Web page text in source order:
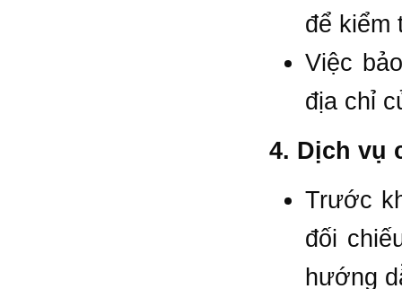
để kiểm
Việc
địa chỉ
4. Dịch vụ
Trước
đối
hướng